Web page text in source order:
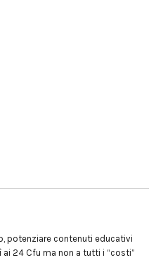
potenziare contenuti educativi
ai 24 Cfu ma non a tutti i “costi”